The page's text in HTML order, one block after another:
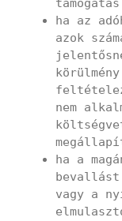
ha az
azok
nem
ha a
vagy a